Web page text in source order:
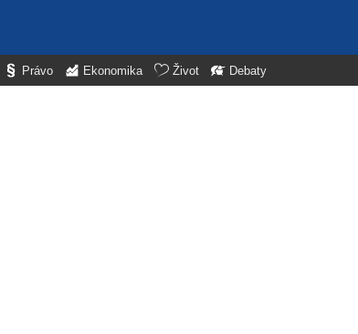
Právo Ekonomika Život Debaty